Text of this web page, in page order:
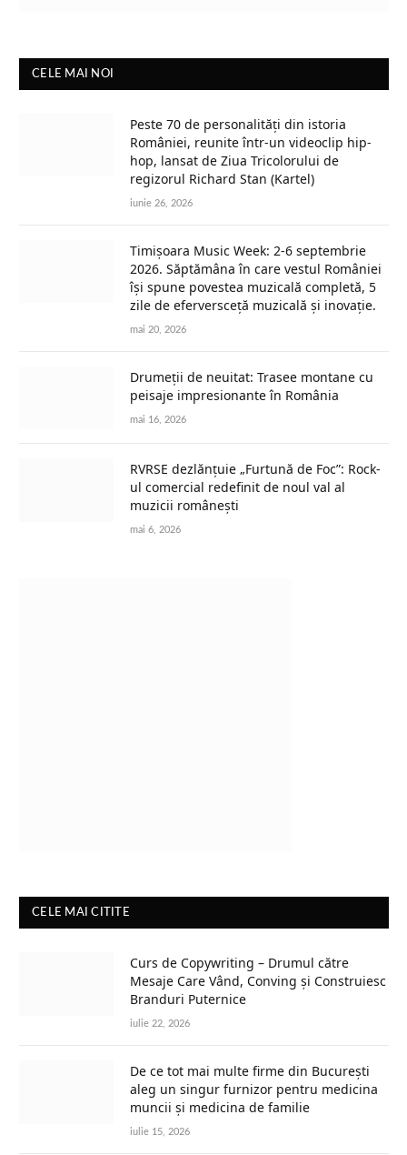
CELE MAI NOI
Peste 70 de personalități din istoria
României, reunite într-un videoclip hip-
hop, lansat de Ziua Tricolorului de
regizorul Richard Stan (Kartel)
iunie 26, 2026
Timișoara Music Week: 2-6 septembrie
2026. Săptămâna în care vestul României
își spune povestea muzicală completă, 5
zile de eferversceță muzicală și inovație.
mai 20, 2026
Drumeții de neuitat: Trasee montane cu
peisaje impresionante în România
mai 16, 2026
RVRSE dezlănțuie „Furtună de Foc”: Rock-
ul comercial redefinit de noul val al
muzicii românești
mai 6, 2026
CELE MAI CITITE
Curs de Copywriting – Drumul către
Mesaje Care Vând, Conving și Construiesc
Branduri Puternice
iulie 22, 2026
De ce tot mai multe firme din București
aleg un singur furnizor pentru medicina
muncii și medicina de familie
iulie 15, 2026